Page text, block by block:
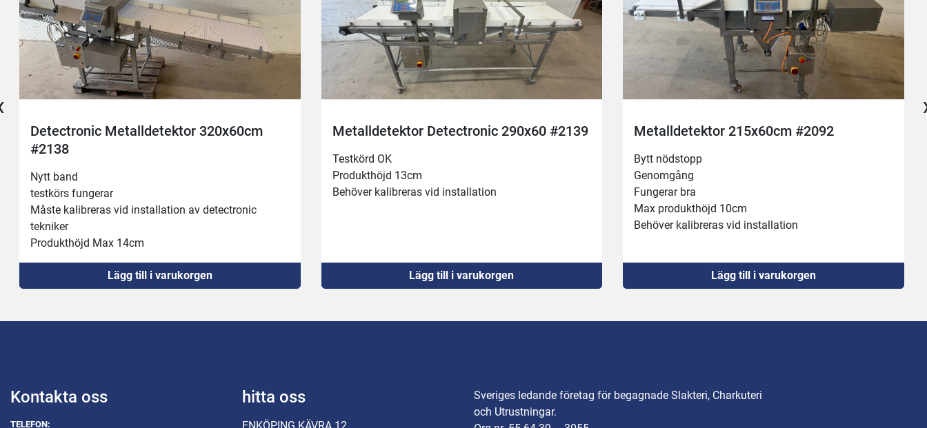
Metalldetektor 320x60cm
band
fungerar
kalibreras vid installation av detectronic
Max 14cm
Lägg till i varukorgen
Metalldetektor Detectronic 290x60 #2139
Testkörd OK
Produkthöjd 13cm
Behöver kalibreras vid installation
Lägg till i varukorgen
Metalldetektor 215x60cm #2092
Bytt nödstopp
Genomgång
Fungerar bra
Max produkthöjd 10cm
Behöver kalibreras vid installation
Lägg till i varukorgen
Kontakta oss
TELEFON:
hitta oss
Sveriges ledande företag för begagnade Slakteri, Charkuteri
och Utrustningar.